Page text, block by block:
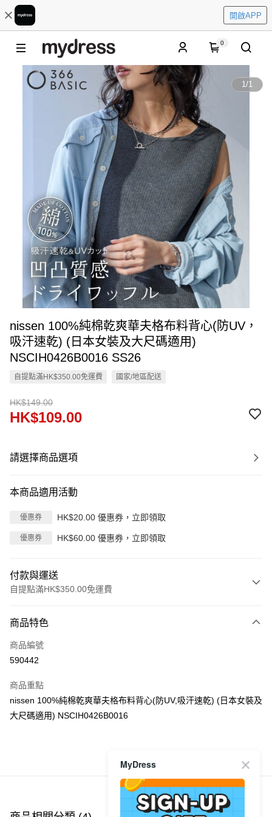
開啟APP
0
1/1
nissen 100%純棉乾爽華夫格布料背心(防UV，
吸汗速乾) (日本女裝及大尺碼適用)
NSCIH0426B0016 SS26
自提點滿HK$350.00免運費 國家/地區配送
HK$149.00
HK$109.00
請選擇商品選項
本商品適用活動
優惠券 HK$20.00 優惠券，立即領取
優惠券 HK$60.00 優惠券，立即領取
付款與運送
自提點滿HK$350.00免運費
信用卡
Apple Pay
PayMe
WeChat Pay
每筆HK$40.00，滿HK$350.00或以上免運費
商品特色
商品編號
590442
商品重點
nissen 100%純棉乾爽華夫格布料背心(防UV,吸汗速乾) (日本女裝及
大尺碼適用) NSCIH0426B0016
商品推薦
MyDress